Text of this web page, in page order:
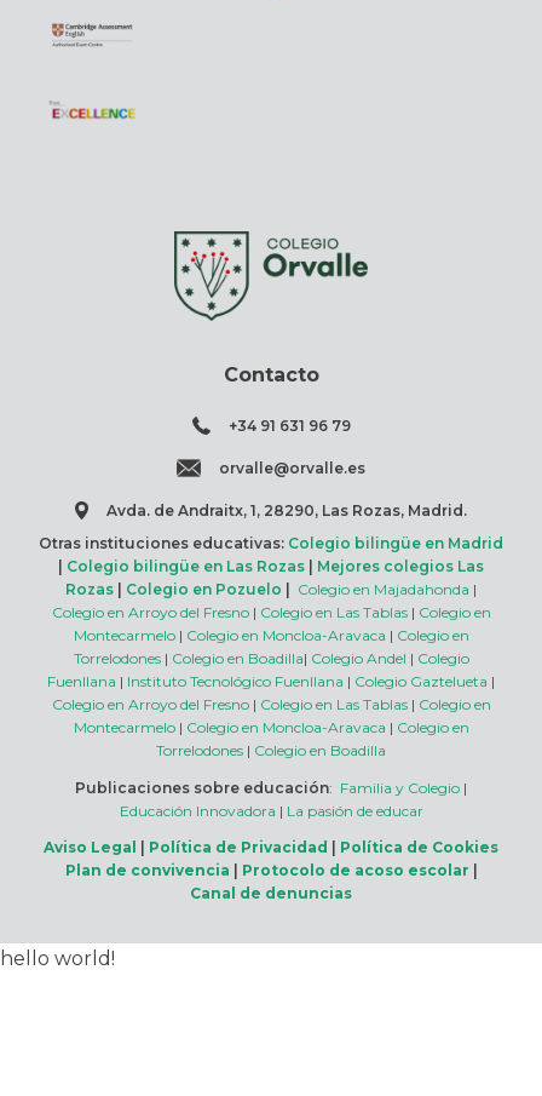
Contacto
+34 91 631 96 79
orvalle@orvalle.es
Avda. de Andraitx, 1, 28290, Las Rozas, Madrid.
Otras instituciones educativas: Colegio bilingüe en Madrid
Colegio bilingüe en Las Rozas
Mejores colegios Las
Rozas
Colegio en Pozuelo Colegio en Majadahonda |
Colegio en Arroyo del Fresno| Colegio en Las Tablas| Colegio en
Montecarmelo| Colegio en Moncloa-Aravaca | Colegio en
Torrelodones| Colegio en Boadilla| Colegio Andel | Colegio
Fuenllana | Instituto Tecnológico Fuenllana | Colegio Gaztelueta |
Colegio en Arroyo del Fresno| Colegio en Las Tablas| Colegio en
Montecarmelo| Colegio en Moncloa-Aravaca | Colegio en
Torrelodones | Colegio en Boadilla
Publicaciones sobre educación: Familia y Colegio |
Educación Innovadora | La pasión de educar
Aviso Legal
Política de Privacidad
Política de Cookies
Plan de convivencia
Protocolo de acoso escolar
Canal de denuncias
hello world!